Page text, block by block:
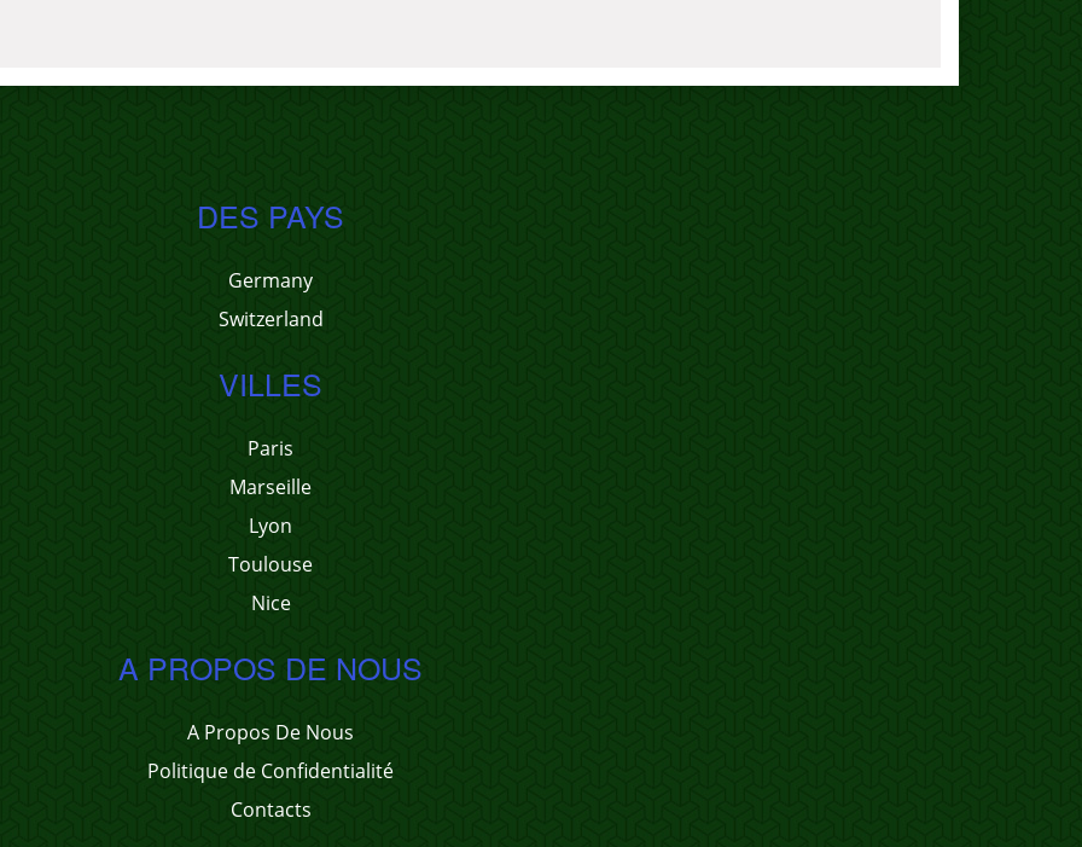
DES PAYS
Germany
Switzerland
VILLES
Paris
Marseille
Lyon
Toulouse
Nice
A PROPOS DE NOUS
A Propos De Nous
Politique de Confidentialité
Contacts